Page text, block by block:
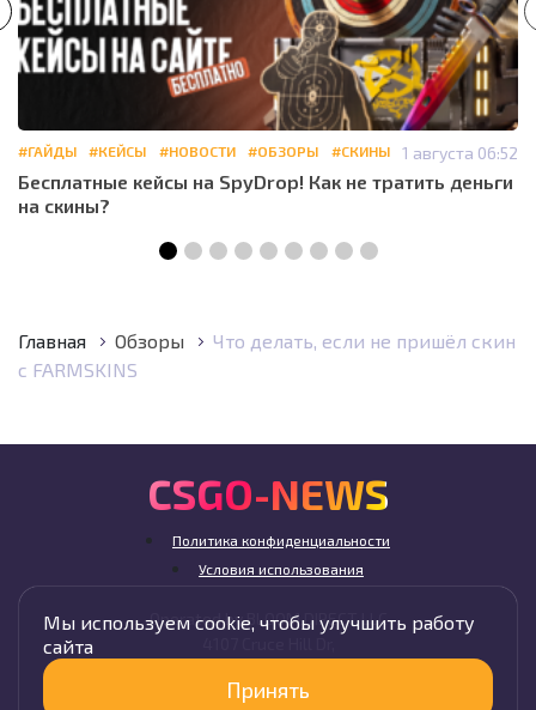
#ГАЙДЫ #КЕЙСЫ #НОВОСТИ #ОБЗОРЫ #СКИНЫ 1 августа 06:52
Бесплатные кейсы на SpyDrop! Как не тратить деньги
на скины?
Главная Обзоры
Что делать, если не пришёл скин
с FARMSKINS
CSGO-NEWS
Политика конфиденциальности
Условия использования
Operated by BLOOM DIRECT LLC
Мы используем cookie, чтобы улучшить работу
сайта
Принять